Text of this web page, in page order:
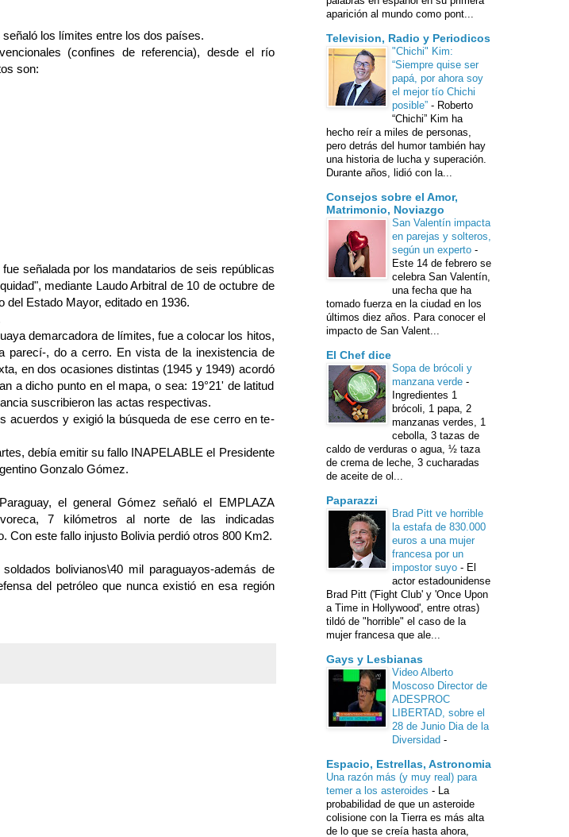
los límites entre los dos países.
(confines de referencia), desde el río
son:
señalada por los mandatarios de seis repúblicas
mediante Laudo Arbitral de 10 de octubre de
del Estado Mayor, editado en 1936.
demarcadora de límites, fue a colocar los hitos,
parecí-, do a cerro. En vista de la inexistencia de
en dos ocasiones distintas (1945 y 1949) acordó
a dicho pun­to en el mapa, o sea: 19°21' de latitud
suscribie­ron las actas respectivas.
acuerdos y exigió la búsqueda de ese cerro en te­
debía emitir su fallo INAPELABLE el Presi­dente
Gonzalo Gómez.
el general Gómez señaló el EMPLAZA
7 ki­lómetros al norte de las indicadas
Con este fallo injus­to Bolivia perdió otros 800 Km2.
bolivianos\40 mil paraguayos-además de
del petróleo que nunca existió en esa región
aparición al mundo como pont...
Television, Radio y Periodicos
"Chichi" Kim:
“Siempre quise ser
papá, por ahora soy
el mejor tío Chichi
posible” - Roberto
“Chichi” Kim ha
hecho reír a miles de personas,
pero detrás del humor también hay
una historia de lucha y superación.
Durante años, lidió con la...
Consejos sobre el Amor,
Matrimonio, Noviazgo
San Valentín impacta
en parejas y solteros,
según un experto -
Este 14 de febrero se
celebra San Valentín,
una fecha que ha
tomado fuerza en la ciudad en los
últimos diez años. Para conocer el
impacto de San Valent...
El Chef dice
Sopa de brócoli y
manzana verde -
Ingredientes 1
brócoli, 1 papa, 2
manzanas verdes, 1
cebolla, 3 tazas de
caldo de verduras o agua, ½ taza
de crema de leche, 3 cucharadas
de aceite de ol...
Paparazzi
Brad Pitt ve horrible
la estafa de 830.000
euros a una mujer
francesa por un
impostor suyo - El
actor estadounidense
Brad Pitt ('Fight Club' y 'Once Upon
a Time in Hollywood', entre otras)
tildó de "horrible" el caso de la
mujer francesa que ale...
Gays y Lesbianas
Video Alberto
Moscoso Director de
ADESPROC
LIBERTAD, sobre el
28 de Junio Dia de la
Diversidad -
Espacio, Estrellas, Astronomia
Una razón más (y muy real) para
temer a los asteroides - La
probabilidad de que un asteroide
colisione con la Tierra es más alta
de lo que se creía hasta ahora,